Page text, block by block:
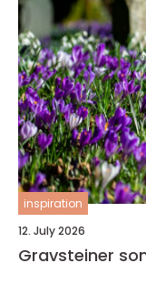
inspiration
12. July 2026
Gravsteiner